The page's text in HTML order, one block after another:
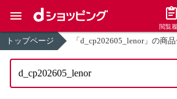
閲覧
トップページ 「d_cp202605_lenor」の商